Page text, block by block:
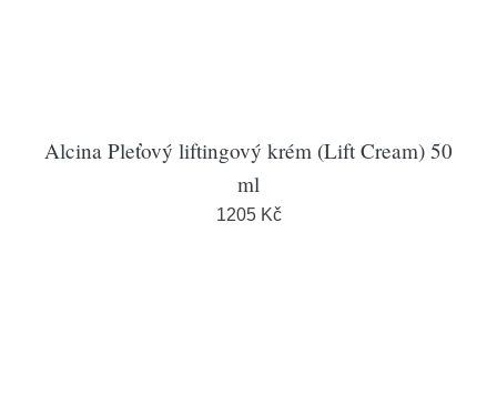
Alcina Pleťový liftingový krém (Lift Cream) 50
ml
1205 Kč